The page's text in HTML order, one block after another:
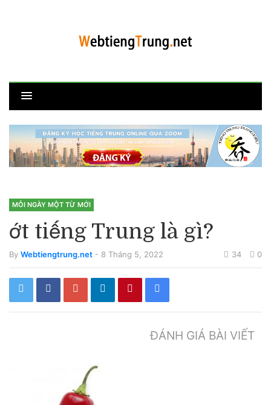
MỖI NGÀY MỘT TỪ MỚI
ớt tiếng Trung là gì?
By Webtiengtrung.net - 8 Tháng 5, 2022 34 0
ĐÁNH GIÁ BÀI VIẾT